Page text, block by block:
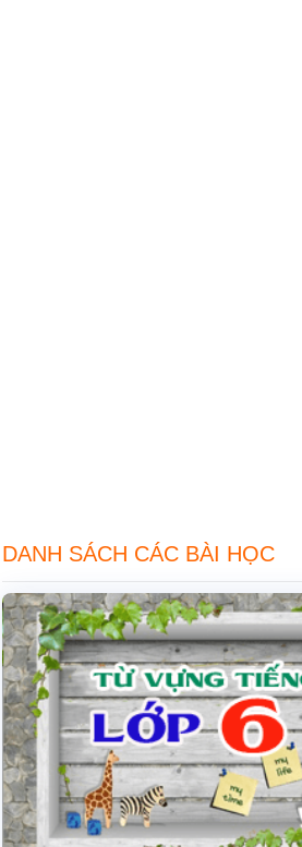
DANH SÁCH CÁC BÀI HỌC